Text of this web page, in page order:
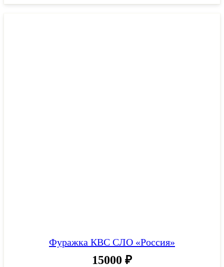
Фуражка КВС СЛО «Россия»
15000 ₽